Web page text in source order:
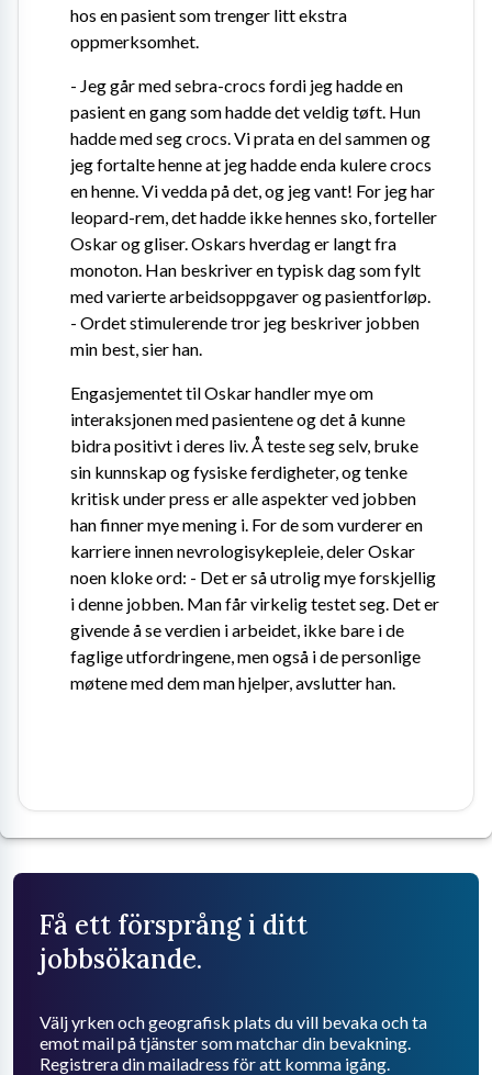
hos en pasient som trenger litt ekstra
oppmerksomhet.
- Jeg går med sebra-crocs fordi jeg hadde en
pasient en gang som hadde det veldig tøft. Hun
hadde med seg crocs. Vi prata en del sammen og
jeg fortalte henne at jeg hadde enda kulere crocs
en henne. Vi vedda på det, og jeg vant! For jeg har
leopard-rem, det hadde ikke hennes sko, forteller
Oskar og gliser. Oskars hverdag er langt fra
monoton. Han beskriver en typisk dag som fylt
med varierte arbeidsoppgaver og pasientforløp.
- Ordet stimulerende tror jeg beskriver jobben
min best, sier han.
Engasjementet til Oskar handler mye om
interaksjonen med pasientene og det å kunne
bidra positivt i deres liv. Å teste seg selv, bruke
sin kunnskap og fysiske ferdigheter, og tenke
kritisk under press er alle aspekter ved jobben
han finner mye mening i. For de som vurderer en
karriere innen nevrologisykepleie, deler Oskar
noen kloke ord: - Det er så utrolig mye forskjellig
i denne jobben. Man får virkelig testet seg. Det er
givende å se verdien i arbeidet, ikke bare i de
faglige utfordringene, men også i de personlige
møtene med dem man hjelper, avslutter han.
Få ett försprång i ditt
jobbsökande.
Välj yrken och geografisk plats du vill bevaka och ta
emot mail på tjänster som matchar din bevakning.
Registrera din mailadress för att komma igång.